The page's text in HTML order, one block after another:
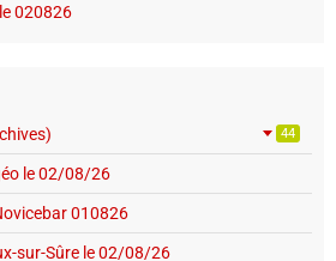
020826
44
le 02/08/26
010826
sur-Sûre le 02/08/26